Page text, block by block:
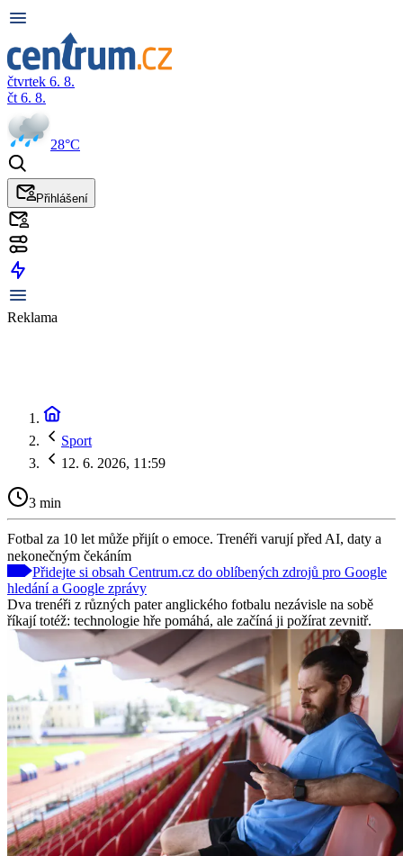
čtvrtek 6. 8.
čt 6. 8.
28°C
Přihlášení
Reklama
Sport
12. 6. 2026, 11:59
3 min
Fotbal za 10 let může přijít o emoce. Trenéři varují před AI, daty a
nekonečným čekáním
Přidejte si obsah Centrum.cz do oblíbených zdrojů pro Google
hledání a Google zprávy
Dva trenéři z různých pater anglického fotbalu nezávisle na sobě
říkají totéž: technologie hře pomáhá, ale začíná ji požírat zevnitř.